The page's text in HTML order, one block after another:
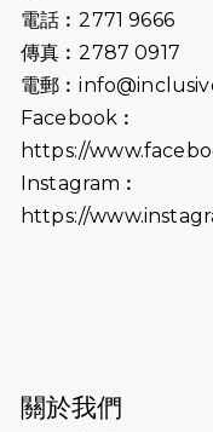
2026-06-25
（
2026-06-18
猛
2026-06-11
猛
電話︰2771 9666
傳真︰2787 0917
電郵︰
Facebook︰
https://
Instagram︰
https://
關於我們